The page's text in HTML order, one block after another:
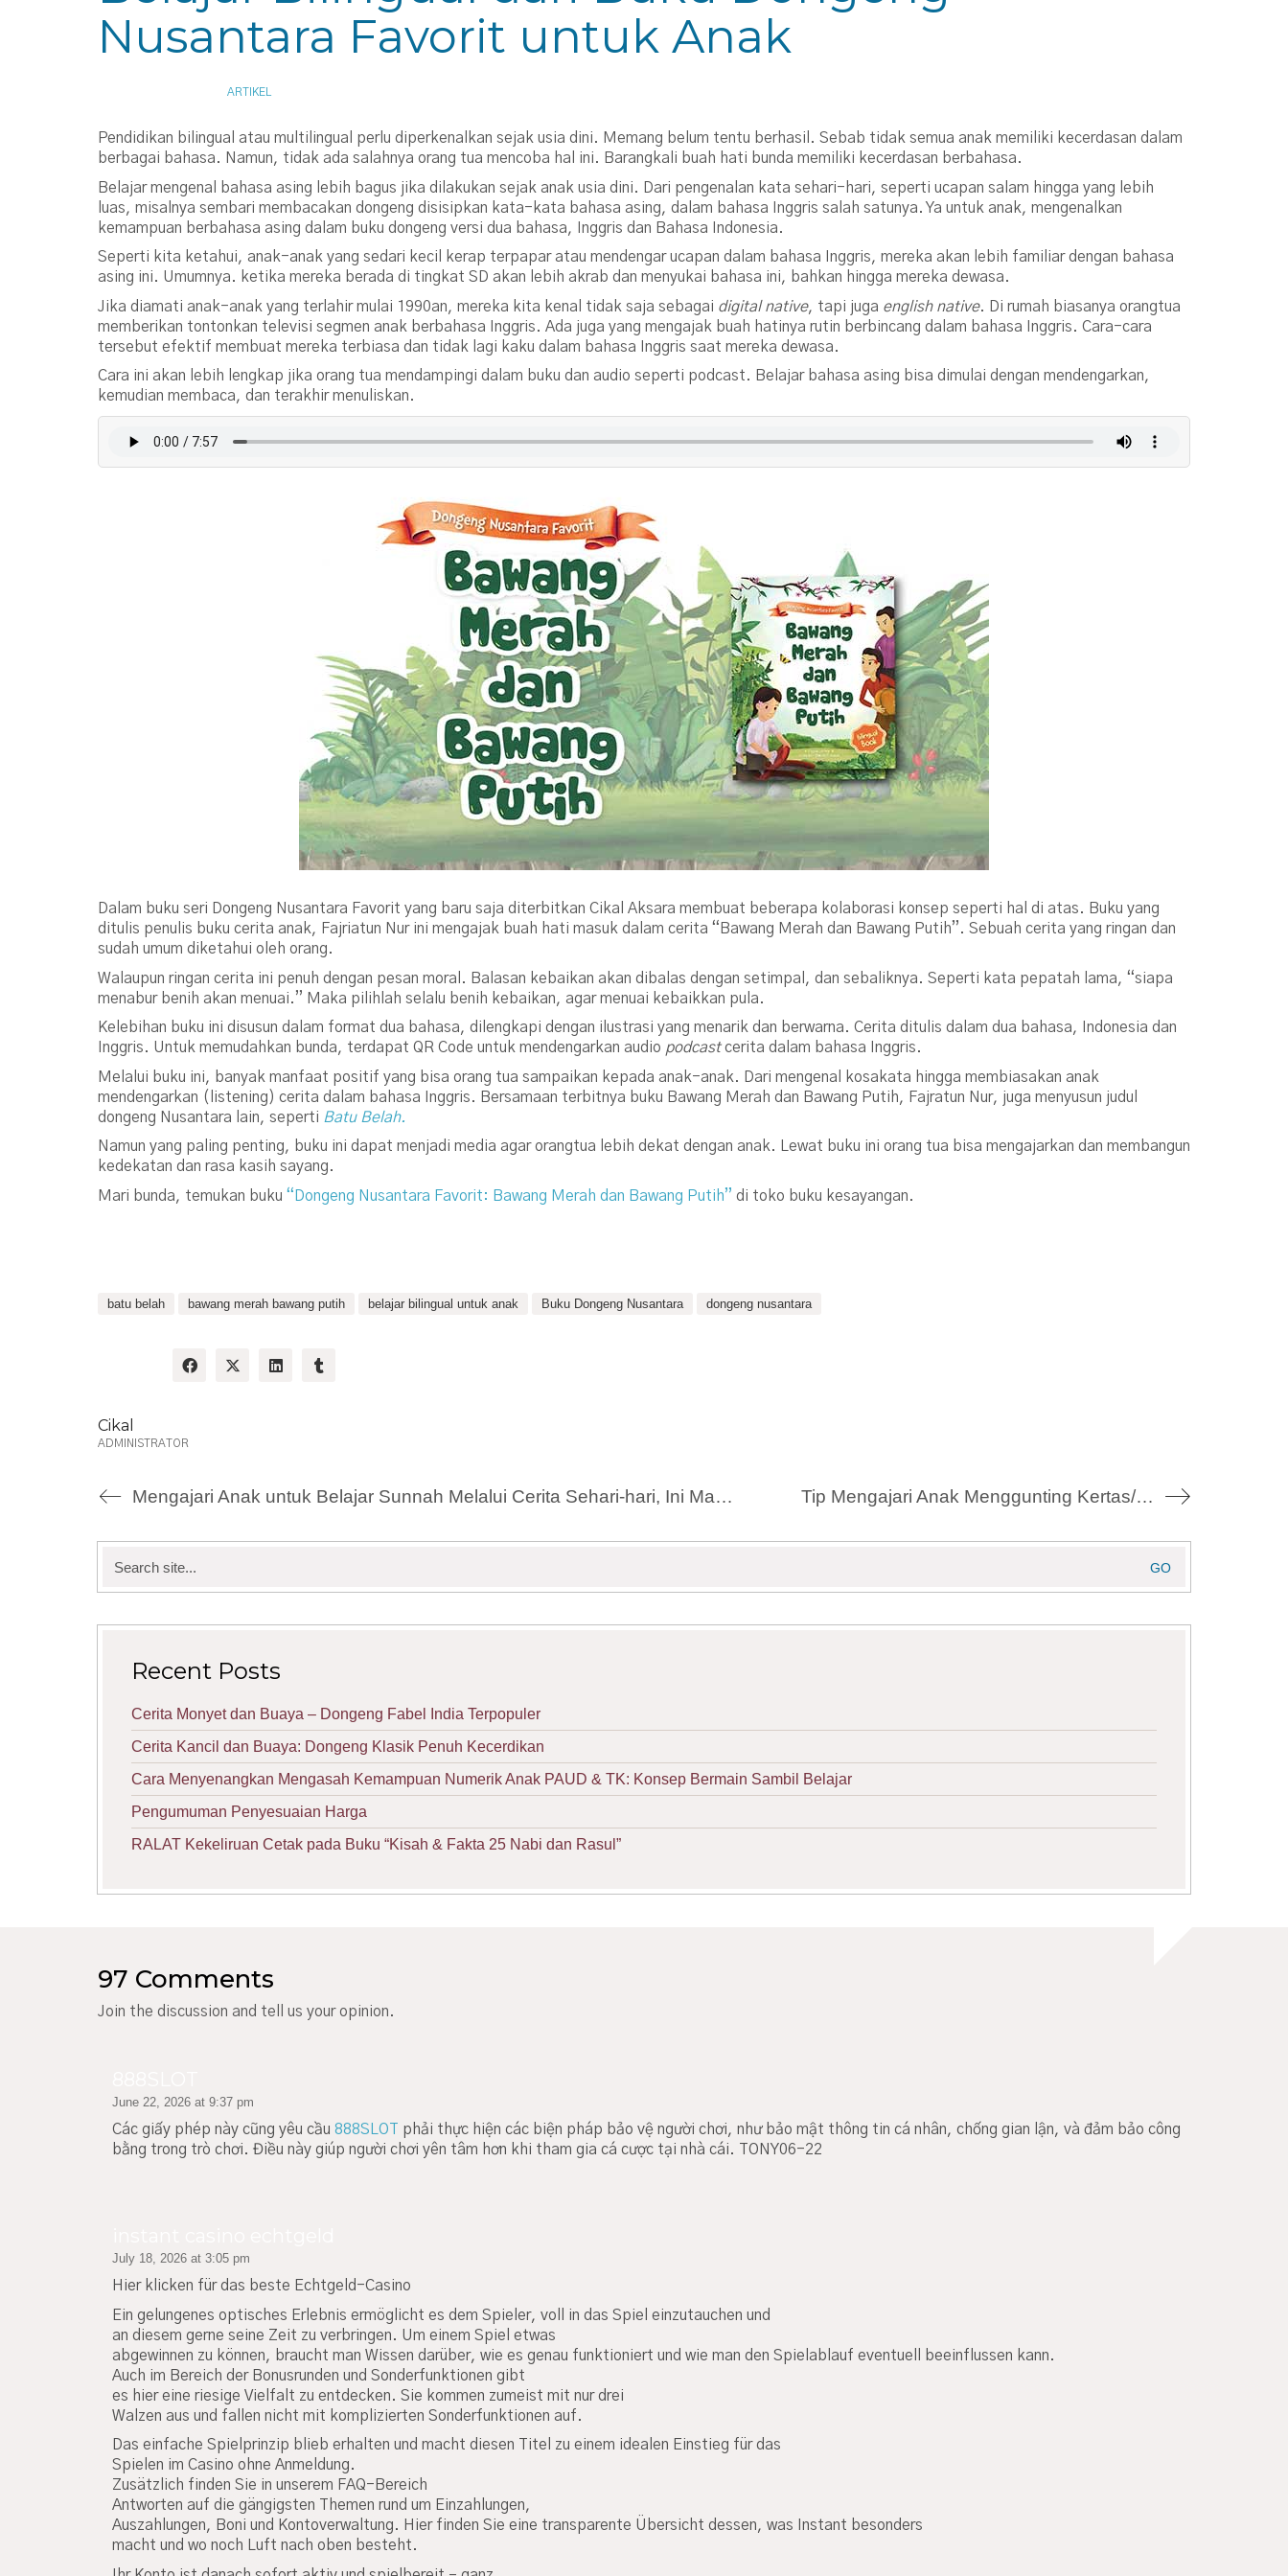
Nusantara Favorit untuk Anak
ARTIKEL
Pendidikan bilingual atau multilingual perlu diperkenalkan sejak usia dini. Memang belum tentu berhasil. Sebab tidak semua anak memiliki kecerdasan dalam
berbagai bahasa. Namun, tidak ada salahnya orang tua mencoba hal ini. Barangkali buah hati bunda memiliki kecerdasan berbahasa.
Belajar mengenal bahasa asing lebih bagus jika dilakukan sejak anak usia dini. Dari pengenalan kata sehari-hari, seperti ucapan salam hingga yang lebih
luas, misalnya sembari membacakan dongeng disisipkan kata-kata bahasa asing, dalam bahasa Inggris salah satunya. Ya untuk anak, mengenalkan
kemampuan berbahasa asing dalam buku dongeng versi dua bahasa, Inggris dan Bahasa Indonesia.
Seperti kita ketahui, anak-anak yang sedari kecil kerap terpapar atau mendengar ucapan dalam bahasa Inggris, mereka akan lebih familiar dengan bahasa
asing ini. Umumnya. ketika mereka berada di tingkat SD akan lebih akrab dan menyukai bahasa ini, bahkan hingga mereka dewasa.
Jika diamati anak-anak yang terlahir mulai 1990an, mereka kita kenal tidak saja sebagai digital native, tapi juga english native. Di rumah biasanya orangtua
memberikan tontonkan televisi segmen anak berbahasa Inggris. Ada juga yang mengajak buah hatinya rutin berbincang dalam bahasa Inggris. Cara-cara
tersebut efektif membuat mereka terbiasa dan tidak lagi kaku dalam bahasa Inggris saat mereka dewasa.
Cara ini akan lebih lengkap jika orang tua mendampingi dalam buku dan audio seperti podcast. Belajar bahasa asing bisa dimulai dengan mendengarkan,
kemudian membaca, dan terakhir menuliskan.
Dalam buku seri Dongeng Nusantara Favorit yang baru saja diterbitkan Cikal Aksara membuat beberapa kolaborasi konsep seperti hal di atas. Buku yang
ditulis penulis buku cerita anak, Fajriatun Nur ini mengajak buah hati masuk dalam cerita “Bawang Merah dan Bawang Putih”. Sebuah cerita yang ringan dan
sudah umum diketahui oleh orang.
Walaupun ringan cerita ini penuh dengan pesan moral. Balasan kebaikan akan dibalas dengan setimpal, dan sebaliknya. Seperti kata pepatah lama, “siapa
menabur benih akan menuai.” Maka pilihlah selalu benih kebaikan, agar menuai kebaikkan pula.
Kelebihan buku ini disusun dalam format dua bahasa, dilengkapi dengan ilustrasi yang menarik dan berwarna. Cerita ditulis dalam dua bahasa, Indonesia dan
Inggris. Untuk memudahkan bunda, terdapat QR Code untuk mendengarkan audio podcastcerita dalam bahasa Inggris.
Melalui buku ini, banyak manfaat positif yang bisa orang tua sampaikan kepada anak-anak. Dari mengenal kosakata hingga membiasakan anak
mendengarkan (listening) cerita dalam bahasa Inggris. Bersamaan terbitnya buku Bawang Merah dan Bawang Putih, Fajratun Nur, juga menyusun judul
dongeng Nusantara lain, seperti Batu Belah.
Namun yang paling penting, buku ini dapat menjadi media agar orangtua lebih dekat dengan anak. Lewat buku ini orang tua bisa mengajarkan dan membangun
kedekatan dan rasa kasih sayang.
Mari bunda, temukan buku “Dongeng Nusantara Favorit: Bawang Merah dan Bawang Putih” di toko buku kesayangan.
batu belah bawang merah bawang putih belajar bilingual untuk anak Buku Dongeng Nusantara dongeng nusantara
Cikal
ADMINISTRATOR
Mengajari Anak untuk Belajar Sunnah Melalui Cerita Sehari-hari, Ini Manfaatnya Tip Mengajari Anak Menggunting Kertas/Stiker
for:
Recent Posts
Cerita Monyet dan Buaya – Dongeng Fabel India Terpopuler
Cerita Kancil dan Buaya: Dongeng Klasik Penuh Kecerdikan
Cara Menyenangkan Mengasah Kemampuan Numerik Anak PAUD & TK: Konsep Bermain Sambil Belajar
Pengumuman Penyesuaian Harga
RALAT Kekeliruan Cetak pada Buku “Kisah & Fakta 25 Nabi dan Rasul”
97 Comments
Join the discussion and tell us your opinion.
June 22, 2026 at 9:37 pm
Các giấy phép này cũng yêu cầu 888SLOT
phải thực hiện các biện pháp bảo vệ người chơi, như bảo mật thông tin cá nhân, chống gian lận, và đảm bảo công
bằng trong trò chơi. Điều này giúp người chơi yên tâm hơn khi tham gia cá cược tại nhà cái. TONY06-22
July 18, 2026 at 3:05 pm
Hier klicken für das beste Echtgeld-Casino
Ein gelungenes optisches Erlebnis ermöglicht es dem Spieler, voll in das Spiel einzutauchen und
an diesem gerne seine Zeit zu verbringen. Um einem Spiel etwas
abgewinnen zu können, braucht man Wissen darüber, wie es genau funktioniert und wie man den Spielablauf eventuell beeinflussen kann.
Auch im Bereich der Bonusrunden und Sonderfunktionen gibt
es hier eine riesige Vielfalt zu entdecken. Sie kommen zumeist mit nur drei
Walzen aus und fallen nicht mit komplizierten Sonderfunktionen auf.
Das einfache Spielprinzip blieb erhalten und macht diesen Titel zu einem idealen Einstieg für das
Spielen im Casino ohne Anmeldung.
Zusätzlich finden Sie in unserem FAQ-Bereich
Antworten auf die gängigsten Themen rund um Einzahlungen,
Auszahlungen, Boni und Kontoverwaltung. Hier finden Sie eine transparente Übersicht dessen, was Instant besonders
macht und wo noch Luft nach oben besteht.